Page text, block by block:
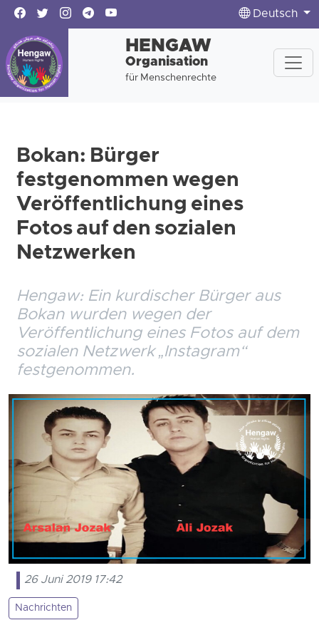
Deutsch
HENGAW
Organisation
für Menschenrechte
Bokan: Bürger
festgenommen wegen
Veröffentlichung eines
Fotos auf den sozialen
Netzwerken
Hengaw: Ein kurdischer Bürger aus
Bokan wurden wegen der
Veröffentlichung eines Fotos auf dem
sozialen Netzwerk „Instagram“
festgenommen.
26 Juni 2019 17:42
Nachrichten